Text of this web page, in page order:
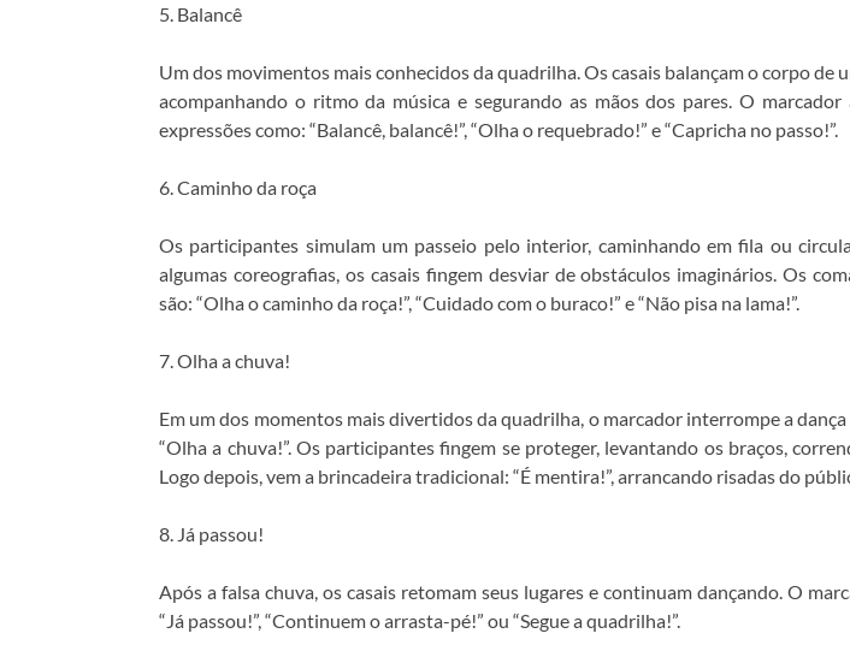
5. Balancê
Um dos movimentos mais conhecidos da quadrilha. Os casais balançam o corpo de
acompanhando o ritmo da música e segurando as mãos dos pares. O marcador
expressões como: “Balancê, balancê!”, “Olha o requebrado!” e “Capricha no passo!”.
6. Caminho da roça
Os participantes simulam um passeio pelo interior, caminhando em fila ou
algumas coreografias, os casais fingem desviar de obstáculos imaginários. Os
são: “Olha o caminho da roça!”, “Cuidado com o buraco!” e “Não pisa na lama!”.
7. Olha a chuva!
Em um dos momentos mais divertidos da quadrilha, o marcador interrompe a
“Olha a chuva!”. Os participantes fingem se proteger, levantando os braços,
Logo depois, vem a brincadeira tradicional: “É mentira!”, arrancando risadas do
8. Já passou!
Após a falsa chuva, os casais retomam seus lugares e continuam dançando. O
“Já passou!”, “Continuem o arrasta-pé!” ou “Segue a quadrilha!”.